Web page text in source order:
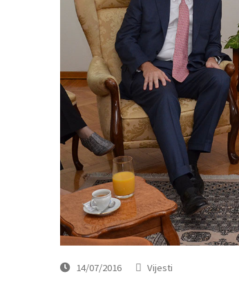
14/07/2016 Vijesti